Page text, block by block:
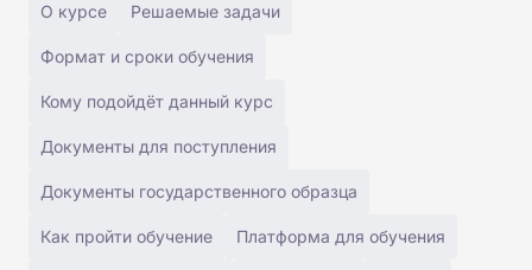
О курсе Решаемые задачи
Формат и сроки обучения
Кому подойдёт данный курс
Документы для поступления
Документы государственного образца
Как пройти обучение Платформа для обучения